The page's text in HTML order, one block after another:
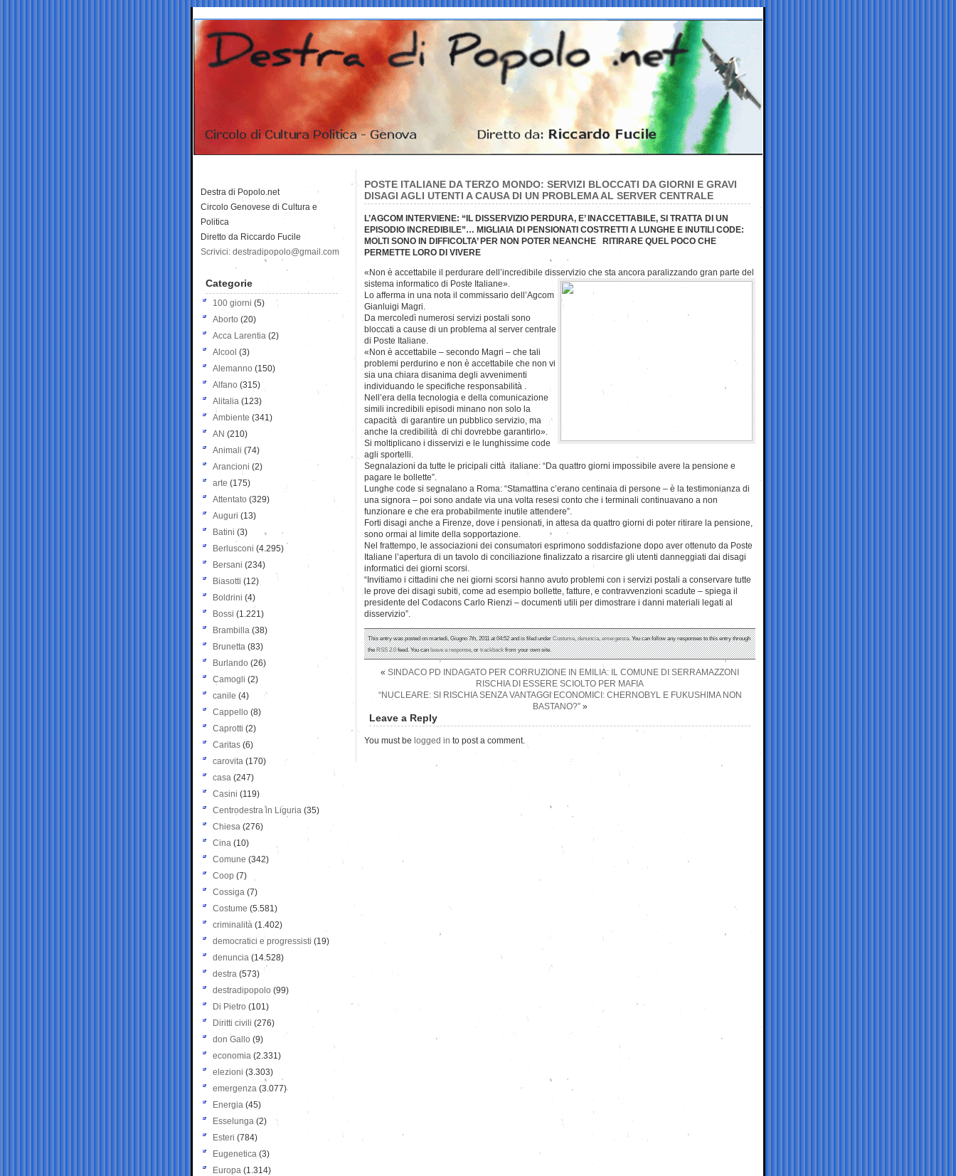
POSTE ITALIANE DA TERZO MONDO: SERVIZI BLOCCATI DA GIORNI E GRAVI
DISAGI AGLI UTENTI A CAUSA DI UN PROBLEMA AL SERVER CENTRALE
L’AGCOM INTERVIENE: “IL DISSERVIZIO PERDURA, E’ INACCETTABILE, SI TRATTA DI UN
EPISODIO INCREDIBILE”… MIGLIAIA DI PENSIONATI COSTRETTI A LUNGHE E INUTILI CODE:
MOLTI SONO IN DIFFICOLTA’ PER NON POTER NEANCHE RITIRARE QUEL POCO CHE
PERMETTE LORO DI VIVERE
«Non è accettabile il perdurare dell’incredibile disservizio che sta ancora paralizzando gran parte del
sistema informatico di Poste Italiane».
Lo afferma in una nota il commissario dell’Agcom
Gianluigi Magri.
Da mercoledì numerosi servizi postali sono
bloccati a cause di un problema al server centrale
di Poste Italiane.
«Non è accettabile – secondo Magri – che tali
problemi perdurino e non è accettabile che non vi
sia una chiara disanima degli avvenimenti
individuando le specifiche responsabilità .
Nell’era della tecnologia e della comunicazione
simili incredibili episodi minano non solo la
capacità di garantire un pubblico servizio, ma
anche la credibilità di chi dovrebbe garantirlo».
Si moltiplicano i disservizi e le lunghissime code
agli sportelli.
Segnalazioni da tutte le pricipali città italiane: “Da quattro giorni impossibile avere la pensione e
pagare le bollette”.
Lunghe code si segnalano a Roma: “Stamattina c’erano centinaia di persone – è la testimonianza di
una signora – poi sono andate via una volta resesi conto che i terminali continuavano a non
funzionare e che era probabilmente inutile attendere”.
Forti disagi anche a Firenze, dove i pensionati, in attesa da quattro giorni di poter ritirare la pensione,
sono ormai al limite della sopportazione.
Nel frattempo, le associazioni dei consumatori esprimono soddisfazione dopo aver ottenuto da Poste
Italiane l’apertura di un tavolo di conciliazione finalizzato a risarcire gli utenti danneggiati dai disagi
informatici dei giorni scorsi.
“Invitiamo i cittadini che nei giorni scorsi hanno avuto problemi con i servizi postali a conservare tutte
le prove dei disagi subiti, come ad esempio bollette, fatture, e contravvenzioni scadute – spiega il
presidente del Codacons Carlo Rienzi – documenti utili per dimostrare i danni materiali legati al
disservizio”.
This entry was posted on martedì, Giugno 7th, 2011 at 04:52 and is filed underCostume,denuncia,emergenza. You can follow any responses to this entry through
theRSS 2.0feed. You canleave a response, ortrackbackfrom your own site.
« SINDACO PD INDAGATO PER CORRUZIONE IN EMILIA: IL COMUNE DI SERRAMAZZONI
RISCHIA DI ESSERE SCIOLTO PER MAFIA
“NUCLEARE: SI RISCHIA SENZA VANTAGGI ECONOMICI: CHERNOBYL E FUKUSHIMA NON
BASTANO?”»
Leave a Reply
You must be logged in to post a comment.
Destra di Popolo.net
Circolo Genovese di Cultura e
Politica
Diretto da Riccardo Fucile
Scrivici: destradipopolo@gmail.com
Categorie
100 giorni (5)
Aborto (20)
Acca Larentia (2)
Alcool (3)
Alemanno (150)
Alfano (315)
Alitalia (123)
Ambiente (341)
AN (210)
Animali (74)
Arancioni (2)
arte (175)
Attentato (329)
Auguri (13)
Batini (3)
Berlusconi (4.295)
Bersani (234)
Biasotti (12)
Boldrini (4)
Bossi (1.221)
Brambilla (38)
Brunetta (83)
Burlando (26)
Camogli (2)
canile (4)
Cappello (8)
Caprotti (2)
Caritas (6)
carovita (170)
casa (247)
Casini (119)
Centrodestra in Liguria (35)
Chiesa (276)
Cina (10)
Comune (342)
Coop (7)
Cossiga (7)
Costume (5.581)
criminalità (1.402)
democratici e progressisti (19)
denuncia (14.528)
destra (573)
destradipopolo (99)
Di Pietro (101)
Diritti civili (276)
don Gallo (9)
economia (2.331)
elezioni (3.303)
emergenza (3.077)
Energia (45)
Esselunga (2)
Esteri (784)
Eugenetica (3)
Europa (1.314)